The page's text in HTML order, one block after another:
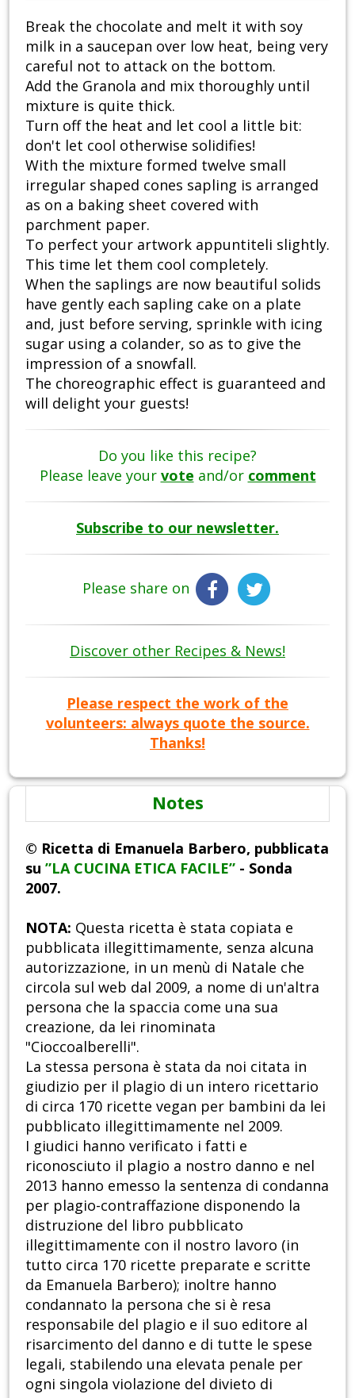
Break the chocolate and melt it with soy
milk in a saucepan over low heat, being very
careful not to attack on the bottom.
Add the Granola and mix thoroughly until
mixture is quite thick.
Turn off the heat and let cool a little bit:
don't let cool otherwise solidifies!
With the mixture formed twelve small
irregular shaped cones sapling is arranged
as on a baking sheet covered with
parchment paper.
To perfect your artwork appuntiteli slightly.
This time let them cool completely.
When the saplings are now beautiful solids
have gently each sapling cake on a plate
and, just before serving, sprinkle with icing
sugar using a colander, so as to give the
impression of a snowfall.
The choreographic effect is guaranteed and
will delight your guests!
Do you like this recipe?
Please leave your vote and/or comment
Subscribe to our newsletter.
Please share on
Discover other Recipes & News!
Please respect the work of the
volunteers: always quote the source.
Thanks!
Notes
© Ricetta di Emanuela Barbero, pubblicata
su ”LA CUCINA ETICA FACILE” - Sonda
2007.
NOTA: Questa ricetta è stata copiata e
pubblicata illegittimamente, senza alcuna
autorizzazione, in un menù di Natale che
circola sul web dal 2009, a nome di un'altra
persona che la spaccia come una sua
creazione, da lei rinominata
"Cioccoalberelli".
La stessa persona è stata da noi citata in
giudizio per il plagio di un intero ricettario
di circa 170 ricette vegan per bambini da lei
pubblicato illegittimamente nel 2009.
I giudici hanno verificato i fatti e
riconosciuto il plagio a nostro danno e nel
2013 hanno emesso la sentenza di condanna
per plagio-contraffazione disponendo la
distruzione del libro pubblicato
illegittimamente con il nostro lavoro (in
tutto circa 170 ricette preparate e scritte
da Emanuela Barbero); inoltre hanno
condannato la persona che si è resa
responsabile del plagio e il suo editore al
risarcimento del danno e di tutte le spese
legali, stabilendo una elevata penale per
ogni singola violazione del divieto di